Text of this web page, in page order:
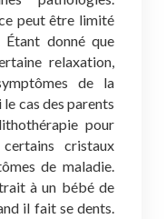
peut être limité
donné que
relaxation,
de la
cas des parents
pour
cristaux
de maladie.
à un bébé de
il fait se dents.